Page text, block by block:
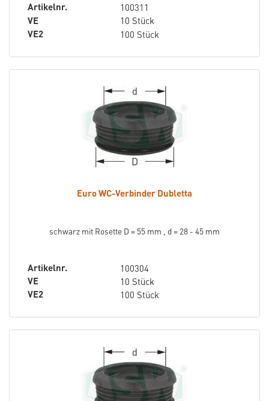
Artikelnr.
100311
VE
10 Stück
VE2
100 Stück
Euro WC-Verbinder Dubletta
schwarz mit Rosette D = 55 mm , d = 28 - 45 mm
Artikelnr.
100304
VE
10 Stück
VE2
100 Stück